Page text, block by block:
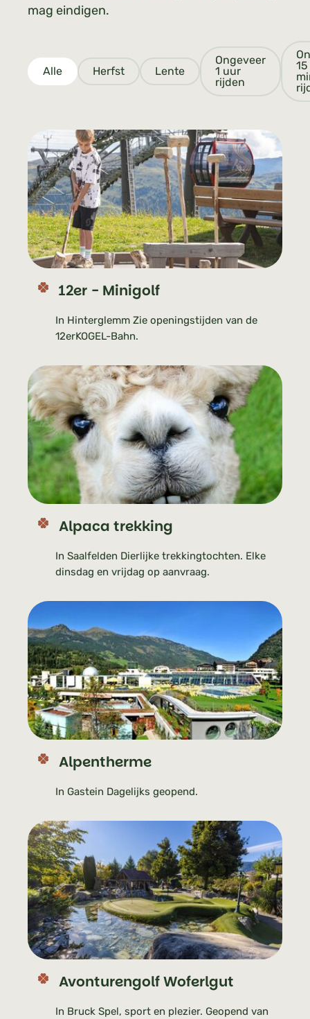
mag eindigen.
Alle Herfst Lente
Ongeveer
1 uur
rijden
15
12er - Minigolf
In Hinterglemm Zie openingstijden van de
12erKOGEL-Bahn.
Alpaca trekking
In Saalfelden Dierlijke trekkingtochten. Elke
dinsdag en vrijdag op aanvraag.
Alpentherme
In Gastein Dagelijks geopend.
Avonturengolf Woferlgut
In Bruck Spel, sport en plezier. Geopend van